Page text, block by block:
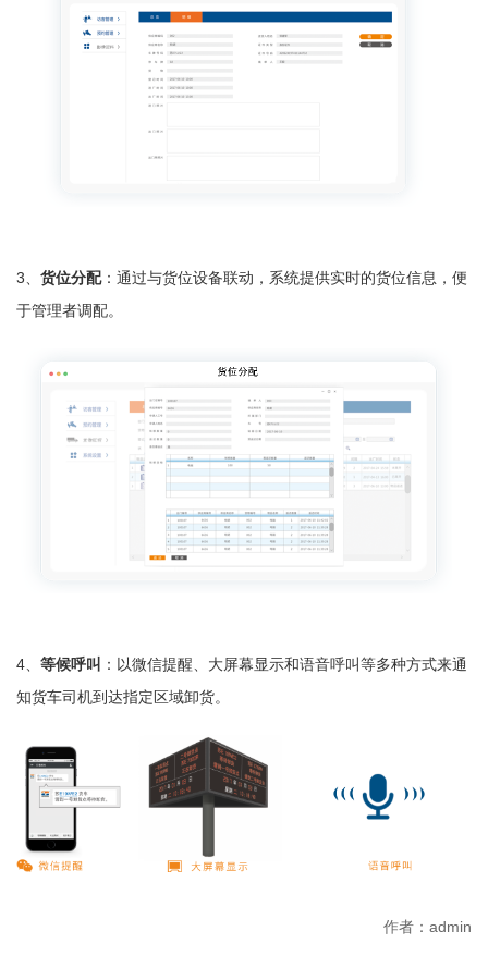
3、 货位分配：通过与货位设备联动，系统提供实时的货位信息，便
于管理者调配。
4、 等候呼叫 ：以微信提醒、大屏幕显示和语音呼叫等多种方式来通
知货车司机到达指定区域卸货。
作者：admin